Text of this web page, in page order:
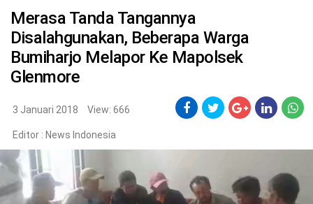
Regional
Nasional
Peristiwa
Korupsi
Gaya Hidup
Merasa Tanda Tangannya
Disalahgunakan, Beberapa Warga
Bumiharjo Melapor Ke Mapolsek
Glenmore
3 Januari 2018 View: 666
Editor : News Indonesia